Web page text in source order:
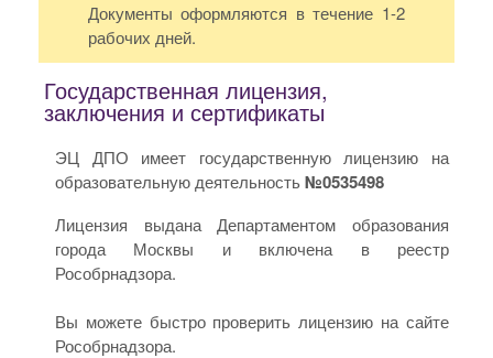
Документы оформляются в течение 1-2
рабочих дней.
Государственная лицензия,
заключения и сертификаты
ЭЦ ДПО имеет государственную лицензию на
образовательную деятельность№0535498
Лицензия выдана Департаментом образования
города Москвы и включена в реестр
Рособрнадзора.
Вы можете быстро проверить лицензию на сайте
Рособрнадзора.